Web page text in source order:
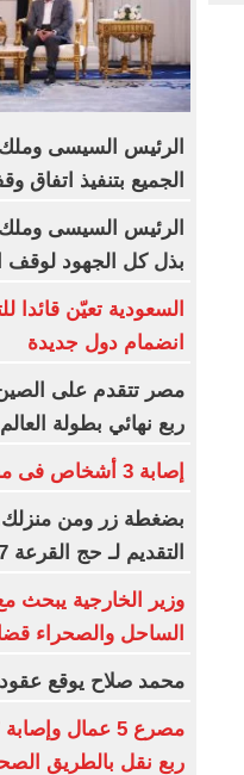
الرئيس السيسى
الجميع بتنفيذ
الرئيس السيسى
بذل كل الجهود لوقف
السعودية تعيّن قائدا
انضمام دول جديدة
ربع نهائي بطولة
إصابة 3 أشخاص فى مشاجرة بين عائلتين بالفيوم
بضغطة زر ومن
التقديم لـ حج القرعة 2027 إلكترونياً
وزير الخارجية يبحث
الساحل والصحراء
محمد صلاح يوقع عقود
ربع نقل بالطريق